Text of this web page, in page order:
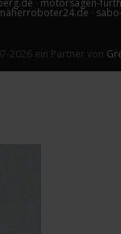
2026 ein Partner von